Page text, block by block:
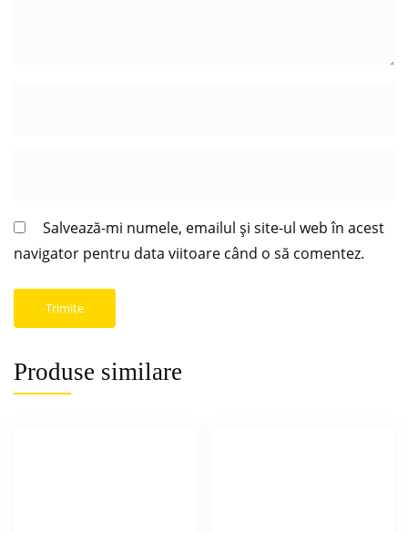
Salvează-mi numele, emailul și site-ul web în acest
navigator pentru data viitoare când o să comentez.
Produse similare